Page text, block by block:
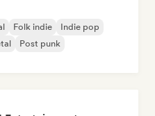
Folk indie
Indie pop
Post punk